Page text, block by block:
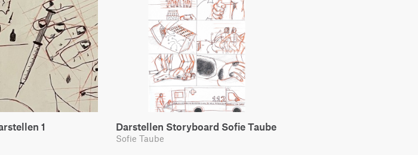
1 Darstellen Storyboard Sofie Taube
Sofie Taube